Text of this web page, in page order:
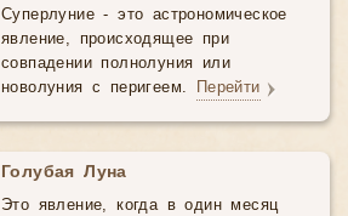
Суперлуние - это астрономическое
явление, происходящее при
совпадении полнолуния или
новолуния с перигеем.
Перейти
Голубая Луна
Это явление, когда в один месяц